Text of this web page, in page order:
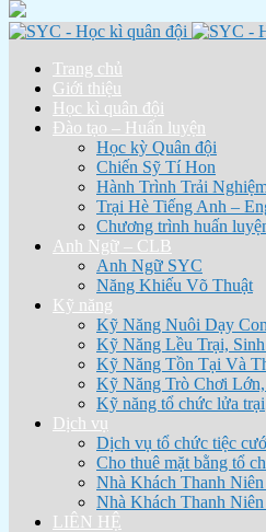
Trang chủ
Giới thiệu
Học kì quân đội
Đào tạo – Huấn luyện
Học kỳ Quân đội
Chiến Sỹ Tí Hon
Hành Trình Trải
Trại Hè Tiếng Anh –
Chương trình huấn
Anh Ngữ – CLB
Anh Ngữ SYC
Năng Khiếu Võ Thuật
Kỹ năng
Kỹ Năng Nuôi Dạy Con
Kỹ Năng Lều Trại,
Kỹ Năng Tồn Tại Và
Kỹ Năng Trò Chơi
Kỹ năng tổ chức lửa trại
Dịch vụ
Dịch vụ tổ chức tiệc
Cho thuê mặt bằng tổ
Nhà Khách Thanh
Nhà Khách Thanh
LIÊN HỆ